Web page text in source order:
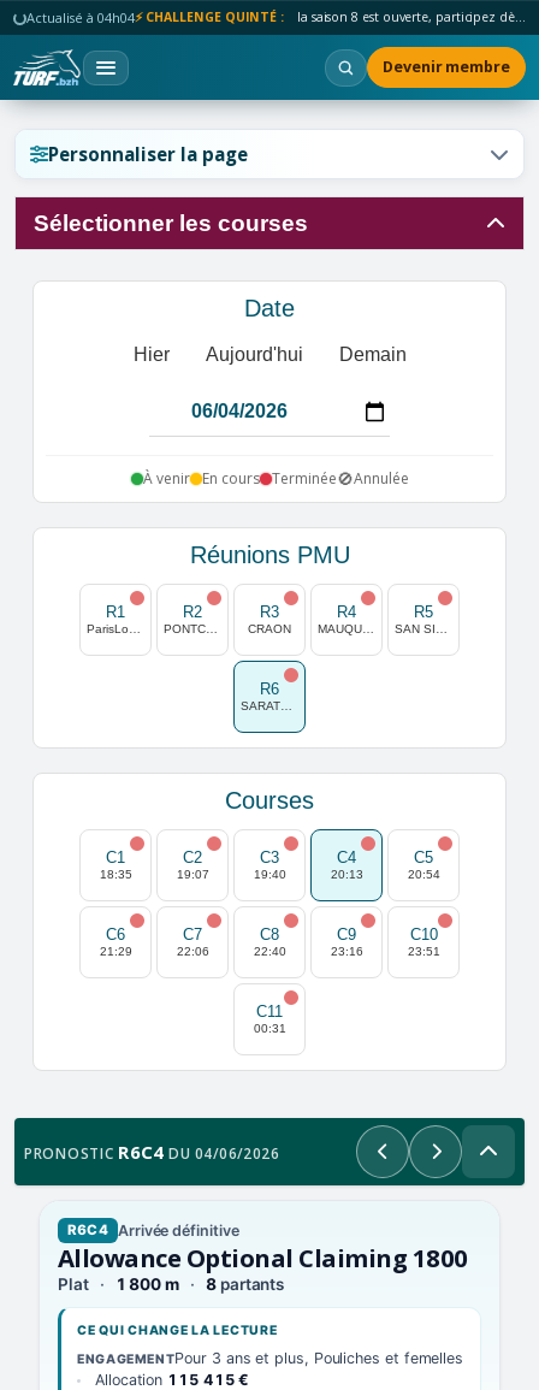
Actualisé à 04h04⚡ CHALLENGE QUINTÉ : la saison 8 est ouverte, participez dès maintenant !
Devenir membre
Personnaliser la page
Sélectionner les courses
Date
Hier Aujourd'hui Demain
À venir En cours Terminée🚫Annulée
Réunions PMU
R1 R2 R3
CRAON
R4 R5
R6
Courses
C1
18:35
C2
19:07
C3
19:40
C4
20:13
C5
20:54
C6
21:29
C7
22:06
C8
22:40
C9
23:16
C10
23:51
C11
00:31
PRONOSTIC R6C4 DU 04/06/2026 PrécédentSuivant
R6C4 Arrivée définitive
Allowance Optional Claiming 1800
Plat 1 800 m 8partants
CE QUI CHANGE LA LECTURE
ENGAGEMENTPour 3 ans et plus, Pouliches et femelles
Allocation 115 415 €
Réinitialiser l'affichage ?
Réinitialiser